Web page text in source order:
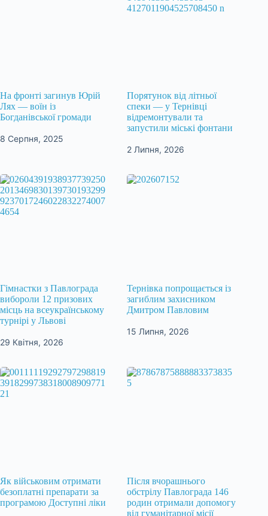
На фронті загинув Юрій
Лях — воїн із
Богданівської громади
8 Серпня, 2025
Порятунок від літньої
спеки — у Тернівці
відремонтували та
запустили міські фонтани
2 Липня, 2026
Гімнастки з Павлограда
вибороли 12 призових
місць на всеукраїнському
турнірі у Львові
29 Квітня, 2026
Тернівка попрощається із
загиблим захисником
Дмитром Павловим
15 Липня, 2026
Як військовим отримати
безоплатні препарати за
програмою Доступні ліки
Після вчорашнього
обстрілу Павлограда 146
родин отримали допомогу
від гуманітарної місії